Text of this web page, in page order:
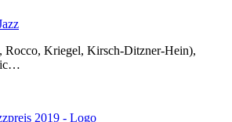
Rocco, Kriegel, Kirsch-Ditzner-Hein),